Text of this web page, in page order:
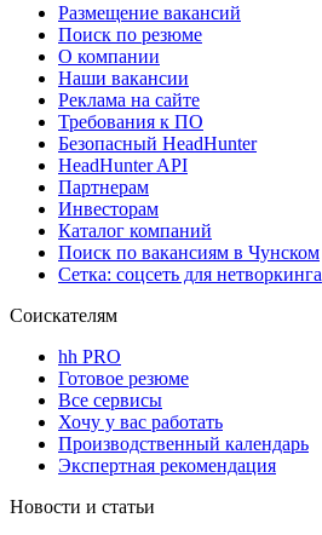
Размещение вакансий
Поиск по резюме
О компании
Наши вакансии
Реклама на сайте
Требования к ПО
Безопасный HeadHunter
HeadHunter API
Партнерам
Инвесторам
Каталог компаний
Поиск по вакансиям в Чунском
Сетка: соцсеть для нетворкинга
Соискателям
hh PRO
Готовое резюме
Все сервисы
Хочу у вас работать
Производственный календарь
Экспертная рекомендация
Новости и статьи